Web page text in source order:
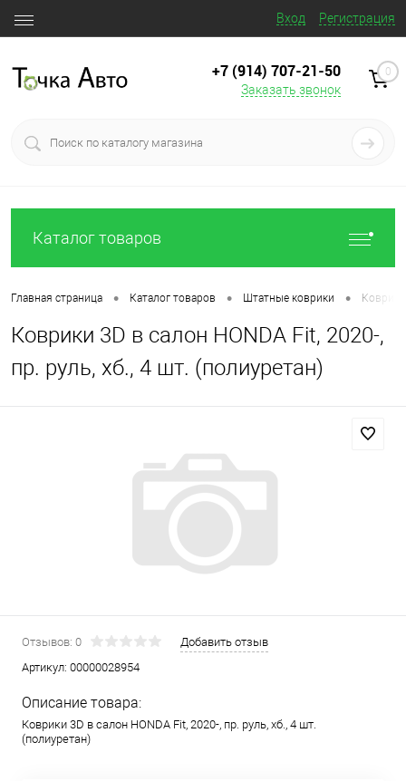
Вход Регистрация
+7 (914) 707‒21‒50
Заказать звонок
0
Каталог товаров
Главная страница • Каталог товаров • Штатные коврики •
Коврики 3D в салон HONDA Fit, 2020-,
пр. руль, хб., 4 шт. (полиуретан)
Отзывов: 0
Добавить отзыв
Артикул: 00000028954
Описание товара:
Коврики 3D в салон HONDA Fit, 2020-, пр. руль, хб., 4 шт.
(полиуретан)